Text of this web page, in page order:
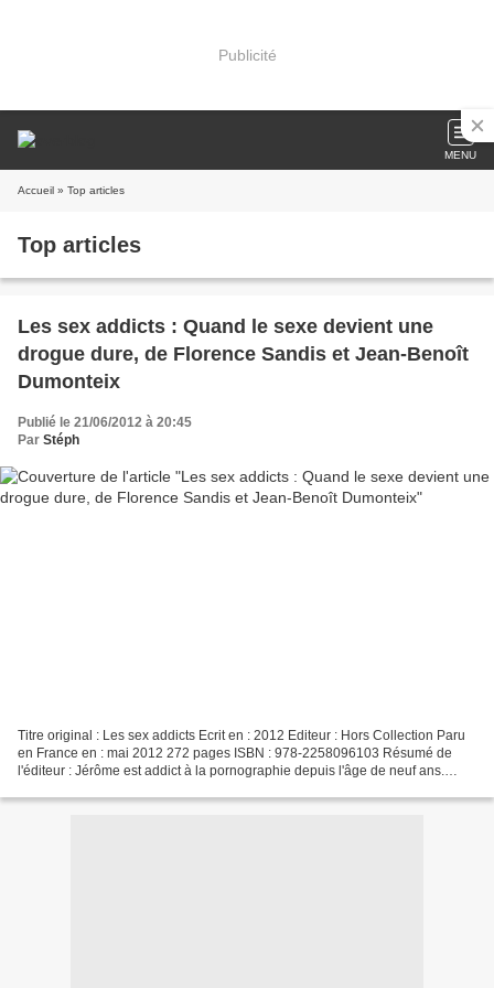
Publicité
MENU
Accueil » Top articles
Top articles
Les sex addicts : Quand le sexe devient une
drogue dure, de Florence Sandis et Jean-Benoît
Dumonteix
Publié le 21/06/2012 à 20:45
Par Stéph
Titre original : Les sex addicts Ecrit en : 2012 Editeur : Hors Collection Paru
en France en : mai 2012 272 pages ISBN : 978-2258096103 Résumé de
l'éditeur : Jérôme est addict à la pornographie depuis l'âge de neuf ans.